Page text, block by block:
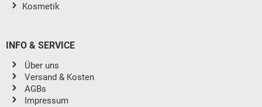
Kosmetik
INFO & SERVICE
Über uns
Versand & Kosten
AGBs
Impressum